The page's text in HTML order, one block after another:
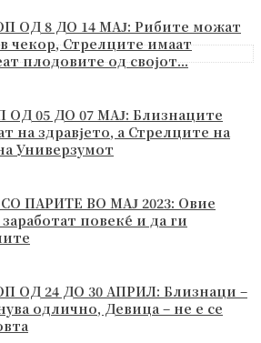
ОД 8 ДО 14 МАЈ: Рибите можат
чекор, Стрелците имаат
плодовите од својот...
05 ДО 07 МАЈ: Близнаците
на здравјето, а Стрелците на
Универзумот
ПАРИТЕ ВО МАЈ 2023: Овие
повеќе и да ги
ОД 24 ДО 30 АПРИЛ: Близнаци –
одлично, Девица – не е се